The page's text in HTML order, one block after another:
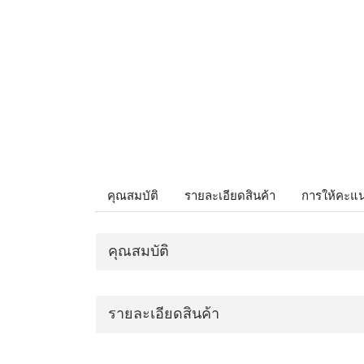
คุณสมบัติ รายละเอียดสินค้า การให้คะแ
คุณสมบัติ
รายละเอียดสินค้า